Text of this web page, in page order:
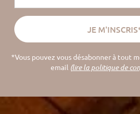
*Vous pouvez vous désabonner à tout
email (lire la politique de